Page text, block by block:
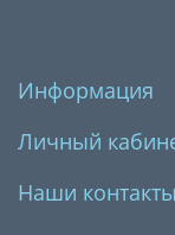
Информация
Личный
Наши контакты